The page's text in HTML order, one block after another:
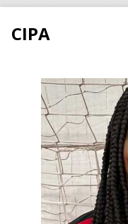
CIPA